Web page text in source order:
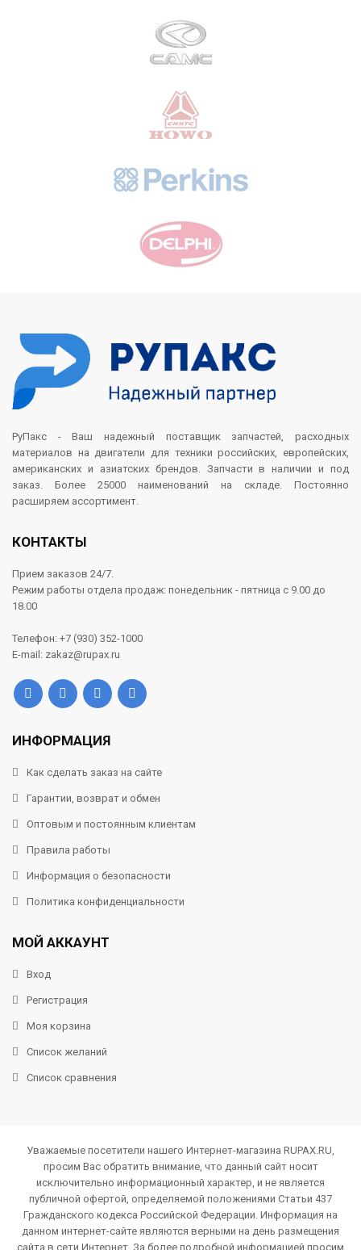
РуПакс - Ваш надежный поставщик запчастей, расходных
материалов на двигатели для техники российских, европейских,
американских и азиатских брендов. Запчасти в наличии и под
заказ. Более 25000 наименований на складе. Постоянно
расширяем ассортимент.
КОНТАКТЫ
Прием заказов 24/7.
Режим работы отдела продаж: понедельник - пятница с 9.00 до
18.00
Телефон: +7 (930) 352-1000
E-mail: zakaz@rupax.ru
ИНФОРМАЦИЯ
Как сделать заказ на сайте
Гарантии, возврат и обмен
Оптовым и постоянным клиентам
Правила работы
Информация о безопасности
Политика конфиденциальности
МОЙ АККАУНТ
Вход
Регистрация
Моя корзина
Список желаний
Список сравнения
Уважаемые посетители нашего Интернет-магазина RUPAX.RU,
просим Вас обратить внимание, что данный сайт носит
исключительно информационный характер, и не является
публичной офертой, определяемой положениями Статьи 437
Гражданского кодекса Российской Федерации. Информация на
данном интернет-сайте являются верными на день размещения
сайта в сети Интернет. За более подробной информацией просим